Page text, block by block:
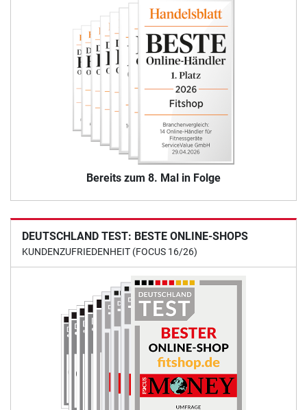
Bereits zum 8. Mal in Folge
DEUTSCHLAND TEST: BESTE ONLINE-SHOPS
KUNDENZUFRIEDENHEIT (FOCUS 16/26)